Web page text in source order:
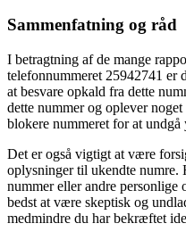
Sammenfatning og råd
I betragtning af de mange
telefonnummeret 25942741 er
at besvare opkald fra dette
dette nummer og oplever
blokere nummeret for at undgå
Det er også vigtigt at være
oplysninger til ukendte
nummer eller andre personlige
bedst at være skeptisk og
medmindre du har bekræftet